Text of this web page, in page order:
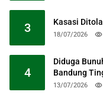
3 Kasasi
18/07/2026
4
Diduga
Bandung
13/07/2026